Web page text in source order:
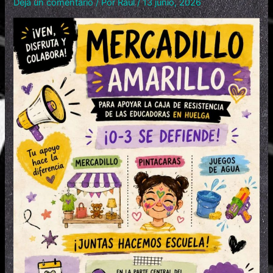
Deja un comentario / PorRaul/13 junio, 2026